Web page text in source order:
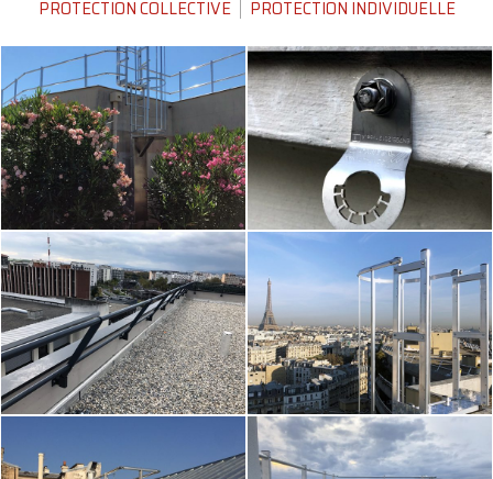
PROTECTION COLLECTIVE
PROTECTION INDIVIDUELLE